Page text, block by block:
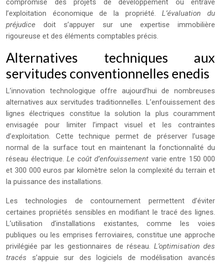
compromise des projets de développement ou entrave
l’exploitation économique de la propriété.L’évaluation du
préjudice doit s’appuyer sur une expertise immobilière
rigoureuse et des éléments comptables précis.
Alternatives techniques aux
servitudes conventionnelles enedis
L’innovation technologique offre aujourd’hui de nombreuses
alternatives aux servitudes traditionnelles. L’enfouissement des
lignes électriques constitue la solution la plus couramment
envisagée pour limiter l’impact visuel et les contraintes
d’exploitation. Cette technique permet de préserver l’usage
normal de la surface tout en maintenant la fonctionnalité du
réseau électrique. Le coût d’enfouissement varie entre 150 000
et 300 000 euros par kilomètre selon la complexité du terrain et
la puissance des installations.
Les technologies de contournement permettent d’éviter
certaines propriétés sensibles en modifiant le tracé des lignes.
L’utilisation d’installations existantes, comme les voies
publiques ou les emprises ferroviaires, constitue une approche
privilégiée par les gestionnaires de réseau. L’optimisation des
tracés s’appuie sur des logiciels de modélisation avancés